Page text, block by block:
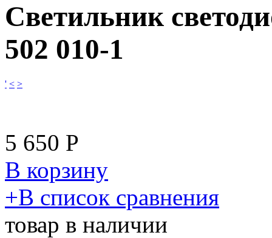
Светильник
502 010-1
' < >
5 650 Р
В корзину
​+В список сравнения
товар в наличии